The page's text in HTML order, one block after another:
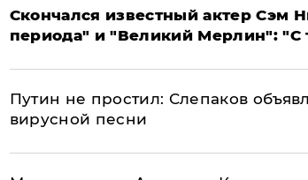
Скончался известный актер Сэм
периода" и "Великий Мерлин": "С
Путин не простил: Слепаков
вирусной песни